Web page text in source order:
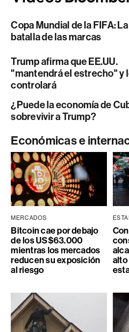
Copa Mundial de la FIFA: La
batalla de las marcas
Trump afirma que EE.UU.
"mantendrá el estrecho" y
controlará
¿Puede la economía de
sobrevivir a Trump?
Económicas e
MERCADOS
Bitcoin cae por debajo
de los US$63.000
mientras los mercados
reducen su exposición
al riesgo